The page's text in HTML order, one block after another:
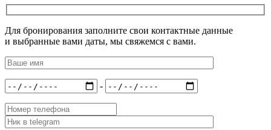
Для бронирования заполните свои контактные данные
и выбранные вами даты, мы свяжемся с вами.
-